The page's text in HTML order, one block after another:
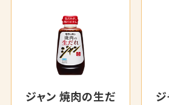
ジャン 焼肉の生だ